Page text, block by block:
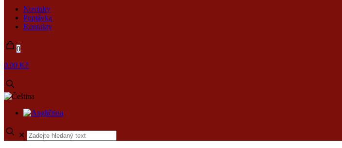
Novinky
Poptávka
Kontakty
0
0.00 Kč
✕